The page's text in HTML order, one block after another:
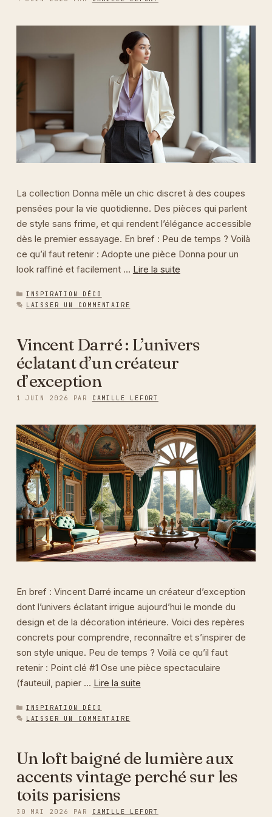
La collection Donna mêle un chic discret à des coupes
pensées pour la vie quotidienne. Des pièces qui parlent
de style sans frime, et qui rendent l’élégance accessible
dès le premier essayage. En bref : Peu de temps ? Voilà
ce qu’il faut retenir : Adopte une pièce Donna pour un
look raffiné et facilement … Lire la suite
CATÉGORIES
INSPIRATION DÉCO
LAISSER UN COMMENTAIRE
Vincent Darré : L’univers
éclatant d’un créateur
d’exception
1 JUIN 2026 PAR CAMILLE LEFORT
En bref : Vincent Darré incarne un créateur d’exception
dont l’univers éclatant irrigue aujourd’hui le monde du
design et de la décoration intérieure. Voici des repères
concrets pour comprendre, reconnaître et s’inspirer de
son style unique. Peu de temps ? Voilà ce qu’il faut
retenir : Point clé #1 Ose une pièce spectaculaire
(fauteuil, papier … Lire la suite
CATÉGORIES
INSPIRATION DÉCO
LAISSER UN COMMENTAIRE
Un loft baigné de lumière aux
accents vintage perché sur les
toits parisiens
30 MAI 2026 PAR CAMILLE LEFORT